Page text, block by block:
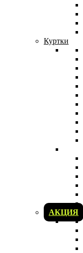
Куртки
АКЦИЯ